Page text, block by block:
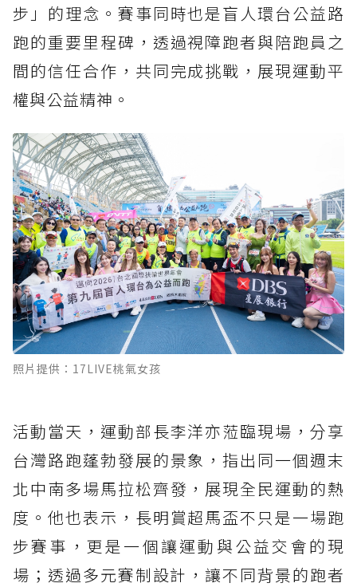
步」的理念。賽事同時也是盲人環台公益路
跑的重要里程碑，透過視障跑者與陪跑員之
間的信任合作，共同完成挑戰，展現運動平
權與公益精神。
照片提供：17LIVE桃氣女孩
活動當天，運動部長李洋亦蒞臨現場，分享
台灣路跑蓬勃發展的景象，指出同一個週末
北中南多場馬拉松齊發，展現全民運動的熱
度。他也表示，長明賞超馬盃不只是一場跑
步賽事，更是一個讓運動與公益交會的現
場；透過多元賽制設計，讓不同背景的跑者